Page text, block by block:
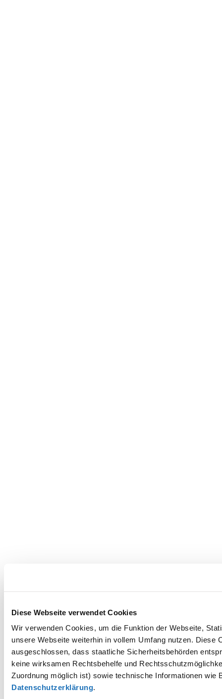
Diese Webseite verwendet Cookies
Wir verwenden Cookies, um die Funktion der Webseite,
unsere Webseite weiterhin in vollem Umfang nutzen.
ausgeschlossen, dass staatliche Sicherheitsbehörden
keine wirksamen Rechtsbehelfe und
Zuordnung möglich ist) sowie technische Informationen
Datenschutzerklärung.